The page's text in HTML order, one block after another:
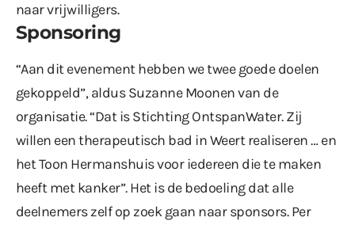
naar vrijwilligers.
Sponsoring
“Aan dit evenement hebben we twee goede doelen
gekoppeld”, aldus Suzanne Moonen van de
organisatie. “Dat is Stichting OntspanWater. Zij
willen een therapeutisch bad in Weert realiseren … en
het Toon Hermanshuis voor iedereen die te maken
heeft met kanker”. Het is de bedoeling dat alle
deelnemers zelf op zoek gaan naar sponsors. Per